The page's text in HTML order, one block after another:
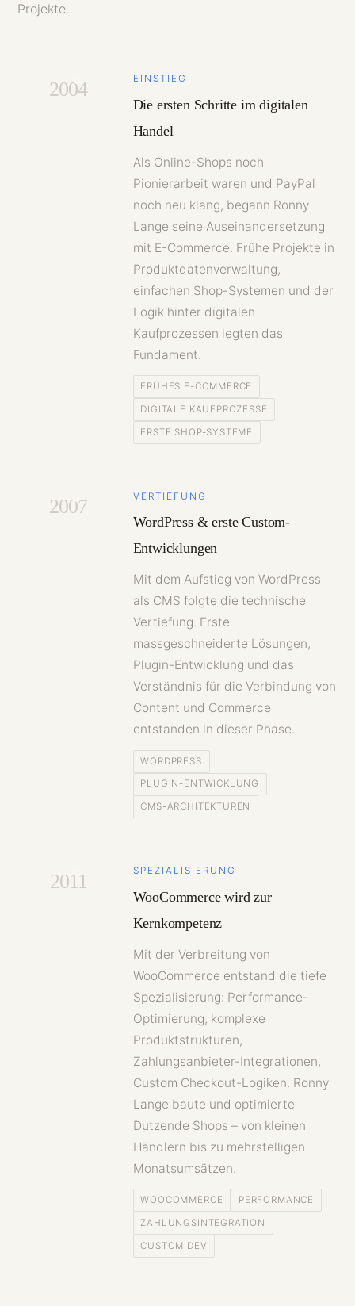
Projekte.
2004 EINSTIEG
Die ersten Schritte im digitalen
Handel
Als Online-Shops noch
Pionierarbeit waren und PayPal
noch neu klang, begann Ronny
Lange seine Auseinandersetzung
mit E-Commerce. Frühe Projekte in
Produktdatenverwaltung,
einfachen Shop-Systemen und der
Logik hinter digitalen
Kaufprozessen legten das
Fundament.
FRÜHES E-COMMERCE
DIGITALE KAUFPROZESSE
ERSTE SHOP-SYSTEME
2007 VERTIEFUNG
WordPress & erste Custom-
Entwicklungen
Mit dem Aufstieg von WordPress
als CMS folgte die technische
Vertiefung. Erste
massgeschneiderte Lösungen,
Plugin-Entwicklung und das
Verständnis für die Verbindung von
Content und Commerce
entstanden in dieser Phase.
WORDPRESS
PLUGIN-ENTWICKLUNG
CMS-ARCHITEKTUREN
2011 SPEZIALISIERUNG
WooCommerce wird zur
Kernkompetenz
Mit der Verbreitung von
WooCommerce entstand die tiefe
Spezialisierung: Performance-
Optimierung, komplexe
Produktstrukturen,
Zahlungsanbieter-Integrationen,
Custom Checkout-Logiken. Ronny
Lange baute und optimierte
Dutzende Shops – von kleinen
Händlern bis zu mehrstelligen
Monatsumsätzen.
WOOCOMMERCE PERFORMANCE
ZAHLUNGSINTEGRATION
CUSTOM DEV